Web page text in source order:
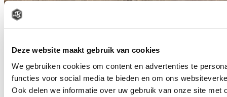
Deze website maakt gebruik van cookies
We gebruiken cookies om content en advertenties te
functies voor social media te bieden en om ons
Ook delen we informatie over uw gebruik van onze site met